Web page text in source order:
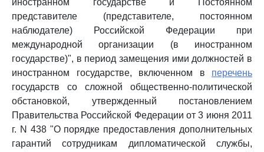
иностранном государстве и Постоянном
представителе (представителе, постоянном
наблюдателе) Российской Федерации при
международной организации (в иностранном
государстве)", в период замещения ими должностей в
иностранном государстве, включенном в перечень
государств со сложной общественно-политической
обстановкой, утвержденный постановлением
Правительства Российской Федерации от 3 июня 2011
г. N 438 "О порядке предоставления дополнительных
гарантий сотрудникам дипломатической службы,